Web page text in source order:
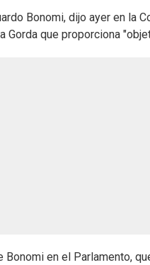
Bonomi, dijo ayer en la
Gorda que proporciona
Bonomi en el Parlamento,